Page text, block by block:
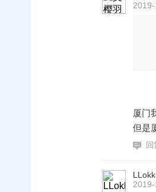
厦门
但是
回
LLokk